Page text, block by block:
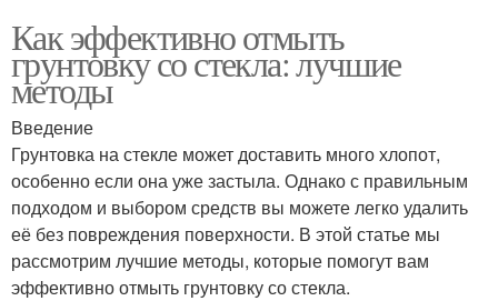
Как эффективно отмыть
грунтовку со стекла: лучшие
методы
Введение
Грунтовка на стекле может доставить много хлопот,
особенно если она уже застыла. Однако с правильным
подходом и выбором средств вы можете легко удалить
её без повреждения поверхности. В этой статье мы
рассмотрим лучшие методы, которые помогут вам
эффективно отмыть грунтовку со стекла.